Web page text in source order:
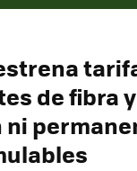
de fibra